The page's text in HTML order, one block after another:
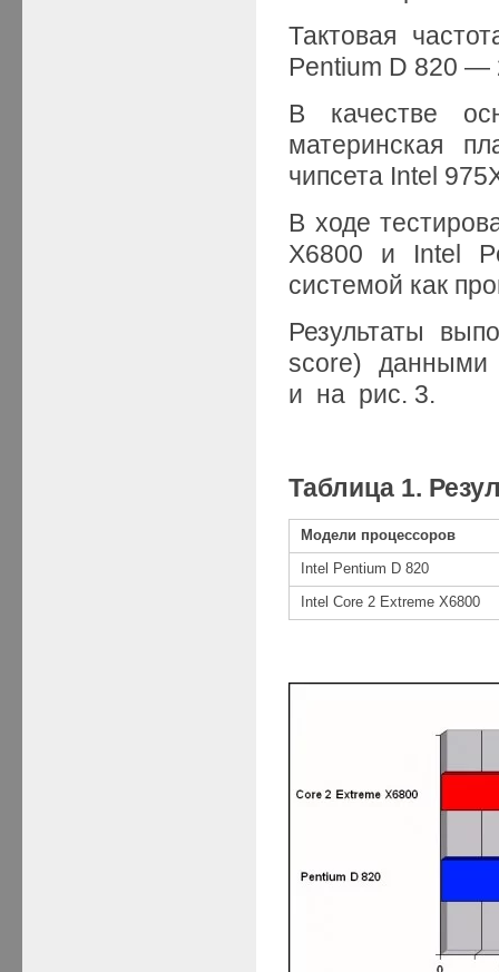
Тактовая
Pentium D 820 —
В качестве
материнская
чипсета Intel
В ходе
X6800 и Intel
системой как
Результаты
score) данными
и на рис. 3.
Таблица 1.
Модели процессоров
Intel Pentium D 820
Intel Core 2 Extreme X6800